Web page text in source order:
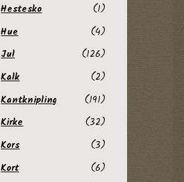
Hestesko
(1)
Hue
(4)
Jul
(126)
Kalk
(2)
Kantknipling
(191)
Kirke
(32)
Kors
(3)
Kort
(6)